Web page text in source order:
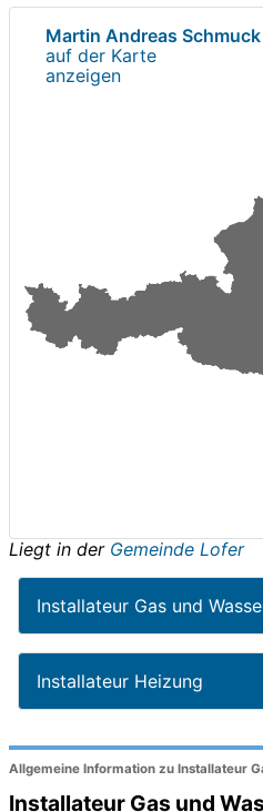
Martin Andreas Schmuck
auf der Karte
anzeigen
Liegt in der Gemeinde Lofer
Installateur Gas und
Installateur Heizung
Allgemeine Information zu Installateur
Installateur Gas und